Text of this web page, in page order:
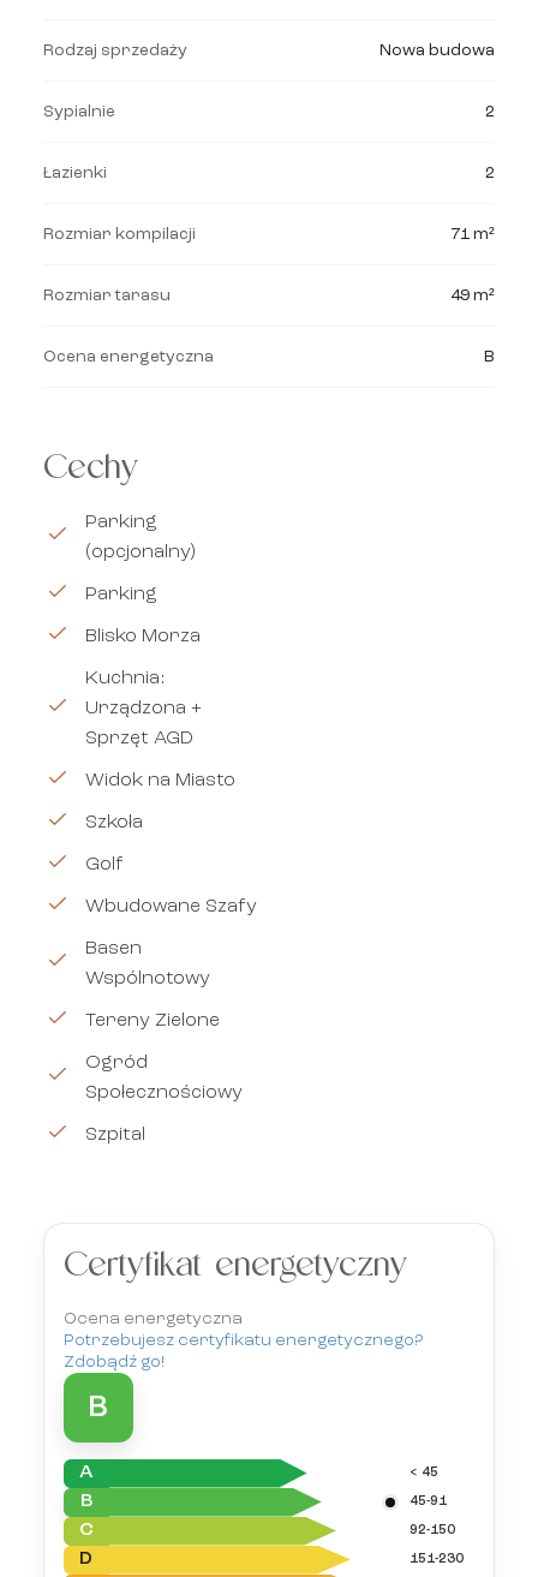
Rodzaj sprzedaży Nowa budowa
Sypialnie 2
Łazienki 2
Rozmiar kompilacji 71 m²
Rozmiar tarasu 49 m²
Ocena energetyczna B
Cechy
Parking
(opcjonalny)
Parking
Blisko Morza
Kuchnia:
Urządzona +
Sprzęt AGD
Widok na Miasto
Szkoła
Golf
Wbudowane Szafy
Basen
Wspólnotowy
Tereny Zielone
Ogród
Społecznościowy
Szpital
Certyfikat energetyczny
Ocena energetyczna
Potrzebujesz certyfikatu energetycznego?
Zdobądź go!
B
A < 45
B 45-91
C 92-150
D 151-230